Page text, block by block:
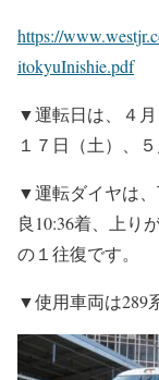
https://
itokyuInishie.pdf
▼運転日は、４
１７日（土）、
▼運転ダイヤは、
良10:36着、上り
の１往復です。
▼使用車両は289